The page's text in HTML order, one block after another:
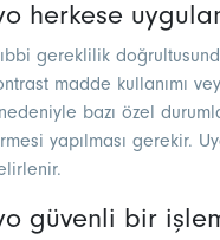
herkese
gereklilik
madde kullanımı
bazı özel
yapılması gerekir.
güvenli bir